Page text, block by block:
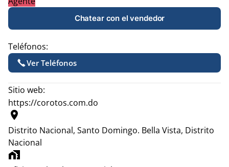
Chatear con el vendedor
Teléfonos:
Ver Teléfonos
Sitio web:
https://corotos.com.do
location_on
Distrito Nacional, Santo Domingo. Bella Vista, Distrito
Nacional
home_work